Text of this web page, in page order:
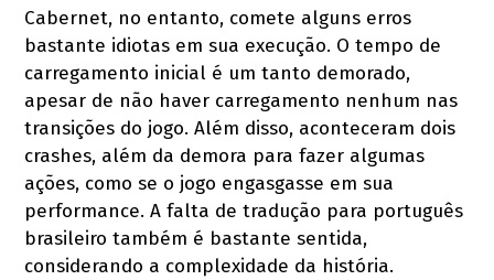
Cabernet, no entanto, comete alguns erros
bastante idiotas em sua execução. O tempo de
carregamento inicial é um tanto demorado,
apesar de não haver carregamento nenhum nas
transições do jogo. Além disso, aconteceram dois
crashes, além da demora para fazer algumas
ações, como se o jogo engasgasse em sua
performance. A falta de tradução para português
brasileiro também é bastante sentida,
considerando a complexidade da história.